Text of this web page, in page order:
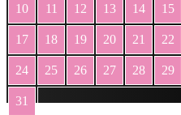
10 11 12 13 14 15
17 18 19 20 21 22
24 25 26 27 28 29
31